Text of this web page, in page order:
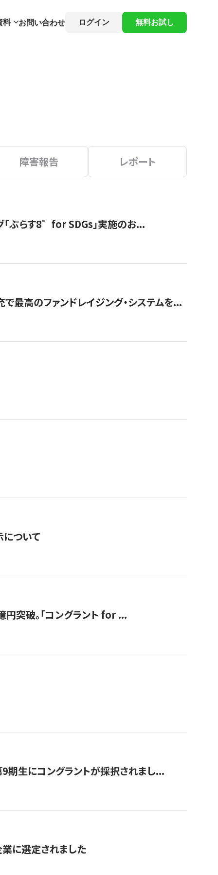
料 お問い合わせ ログイン 無料お試し
障害報告 レポート
ぷらす8゛for SDGs」実施のお...
最高のファンドレイジング・システムを...
ついて
突破。「コングラント for ...
9期生にコングラントが採択されまし...
に選定されました